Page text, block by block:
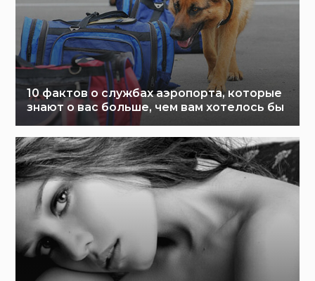
10 фактов о службах аэропорта, которые
знают о вас больше, чем вам хотелось бы